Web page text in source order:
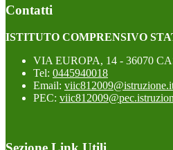
Contatti
ISTITUTO COMPRENSIVO
VIA EUROPA, 14 - 36070
Tel: 0445940018
Email:
PEC: